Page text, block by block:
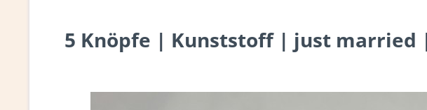
5 Knöpfe | Kunststoff | just married